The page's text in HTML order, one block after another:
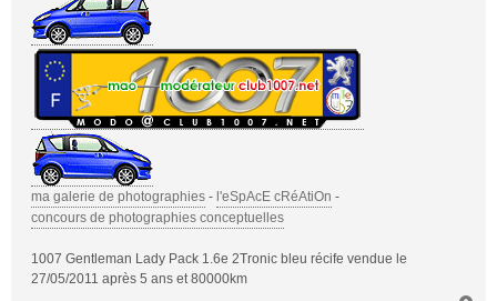
ma galerie de photographies - l'eSpAcE cRéAtiOn -
concours de photographies conceptuelles
1007 Gentleman Lady Pack 1.6e 2Tronic bleu récife vendue le
27/05/2011 après 5 ans et 80000km